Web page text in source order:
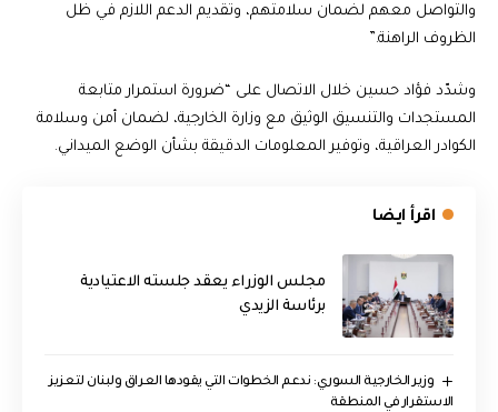
والتواصل معهم لضمان سلامتهم، وتقديم الدعم اللازم في ظل
الظروف الراهنة.”
وشدّد فؤاد حسين خلال الاتصال على “ضرورة استمرار متابعة
المستجدات والتنسيق الوثيق مع وزارة الخارجية، لضمان أمن وسلامة
الكوادر العراقية، وتوفير المعلومات الدقيقة بشأن الوضع الميداني.
اقرأ ايضا
مجلس الوزراء يعقد جلسته الاعتيادية
برئاسة الزيدي
وزير الخارجية السوري: ندعم الخطوات التي يقودها العراق ولبنان لتعزيز
الاستقرار في المنطقة